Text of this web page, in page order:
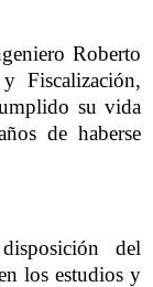
Roberto
Fiscalización,
su vida
de haberse
del
los estudios y